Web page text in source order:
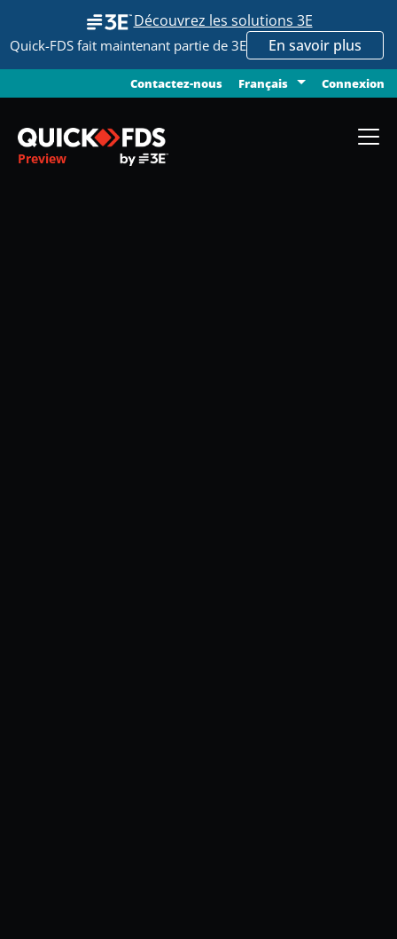
Découvrez les solutions 3E
Quick-FDS fait maintenant partie de 3E En savoir plus
Contactez-nous Français Connexion
Preview